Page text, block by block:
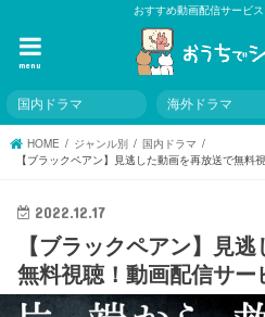
おすすめ動画配信サービ
menu
国内ドラマ 海外ドラマ
HOME ジャンル別
国内ドラマ
【ブラックペアン】見逃した動画を再放送で無料
2022.12.17
【ブラックペアン】見
無料視聴！動画配信サー